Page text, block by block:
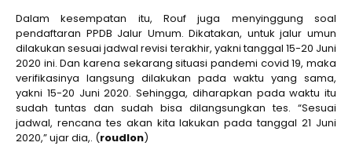
Dalam kesempatan itu, Rouf juga menyinggung soal
pendaftaran PPDB Jalur Umum. Dikatakan, untuk jalur umun
dilakukan sesuai jadwal revisi terakhir, yakni tanggal 15-20 Juni
2020 ini. Dan karena sekarang situasi pandemi covid 19, maka
verifikasinya langsung dilakukan pada waktu yang sama,
yakni 15-20 Juni 2020. Sehingga, diharapkan pada waktu itu
sudah tuntas dan sudah bisa dilangsungkan tes. “Sesuai
jadwal, rencana tes akan kita lakukan pada tanggal 21 Juni
2020,” ujar dia,. (roudlon)